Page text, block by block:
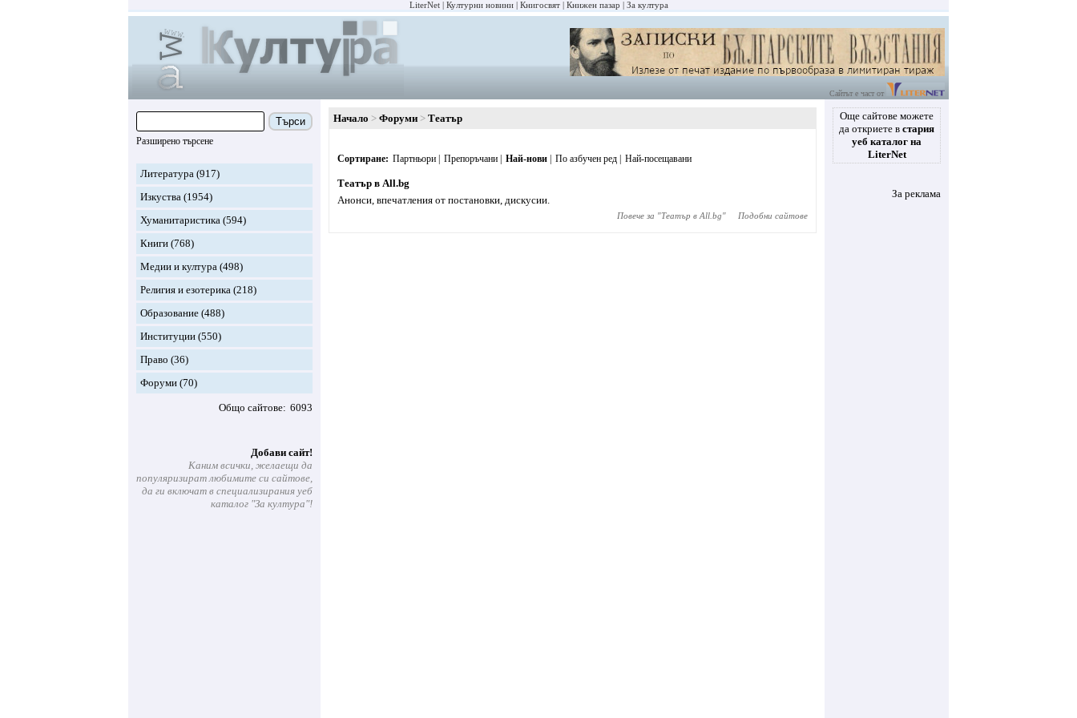
LiterNet Културни новини Книгосвят Книжен пазар За култура
Сайтът е част от
Търси
Разширено търсене
Литература (917)
Изкуства (1954)
Хуманитаристика (594)
Книги (768)
Медии и култура (498)
Религия и езотерика (218)
Образование (488)
Институции (550)
Право (36)
Форуми (70)
Общо сайтове 6093
Добави сайт!
Каним всички, желаещи да
популяризират любимите си сайтове,
да ги включат в специализирания уеб
каталог "За култура"!
Начало Форуми Театър
Сортиране Партньори Препоръчани Най-нови По азбучен ред Най-посещавани
Театър в All.bg
Анонси, впечатления от постановки, дискусии.
Повече за "Театър в All.bg" Подобни сайтове
Още сайтове можете
да откриете в стария
уеб каталог на
LiterNet
За реклама